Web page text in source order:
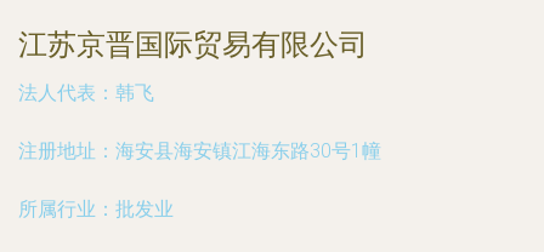
江苏京晋国际贸易有限公司
法人代表： 韩飞
注册地址： 海安县海安镇江海东路30号1幢
所属行业： 批发业